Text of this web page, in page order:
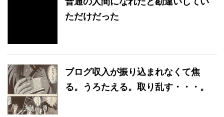
ただけだった
ブログ収入が振り込まれなくて焦
る。うろたえる。取り乱す・・・。